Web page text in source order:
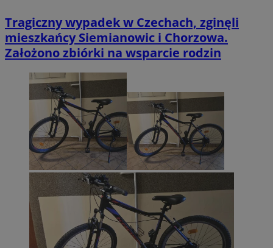
Tragiczny wypadek w Czechach, zginęli
mieszkańcy Siemianowic i Chorzowa.
Założono zbiórki na wsparcie rodzin